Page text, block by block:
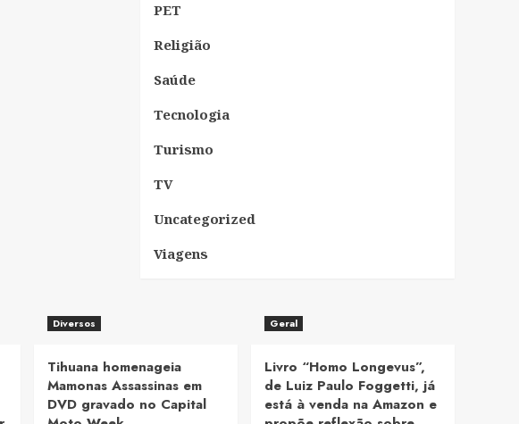
PET
Religião
Saúde
Tecnologia
Turismo
TV
Uncategorized
Viagens
Diversos
Tihuana homenageia
Mamonas Assassinas em
DVD gravado no Capital
Geral
Livro “Homo Longevus”,
de Luiz Paulo Foggetti, já
está à venda na Amazon e